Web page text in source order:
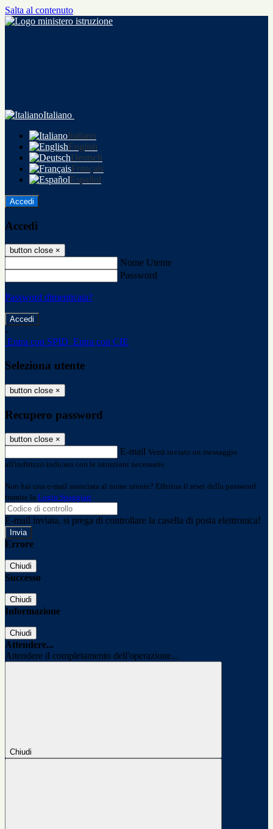
Salta al contenuto
Italiano
Italiano
English
Deutsch
Français
Español
Accedi
Accedi
button close ×
Nome Utente
Password
Password dimenticata?
-
Entra con SPID Entra con CIE
Seleziona utente
button close ×
Recupero password
button close ×
E-mail Verrà inviato un messaggio
all'indirizzo indicato con le istruzioni necessarie.
Non hai una e-mail associata al nome utente? Effettua il reset della password
tramite la Login Spaggiari
E-mail inviata, si prega di controllare la casella di posta elettronica!
Errore
Chiudi
Successo
Chiudi
Informazione
Chiudi
Attendere...
Attendere il completamento dell'operazione...
Chiudi